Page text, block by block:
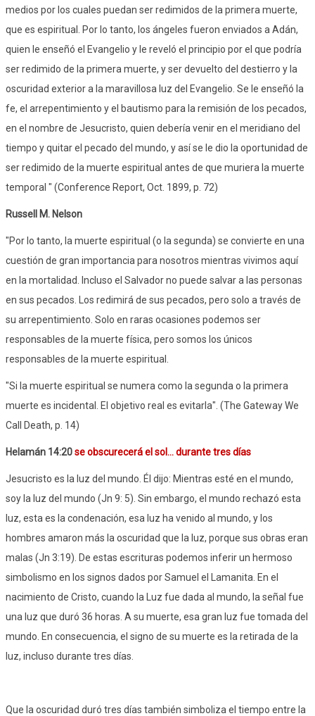
medios por los cuales puedan ser redimidos de la primera muerte,
que es espiritual. Por lo tanto, los ángeles fueron enviados a Adán,
quien le enseñó el Evangelio y le reveló el principio por el que podría
ser redimido de la primera muerte, y ser devuelto del destierro y la
oscuridad exterior a la maravillosa luz del Evangelio. Se le enseñó la
fe, el arrepentimiento y el bautismo para la remisión de los pecados,
en el nombre de Jesucristo, quien debería venir en el meridiano del
tiempo y quitar el pecado del mundo, y así se le dio la oportunidad de
ser redimido de la muerte espiritual antes de que muriera la muerte
temporal " (Conference Report, Oct. 1899, p. 72)
Russell M. Nelson
"Por lo tanto, la muerte espiritual (o la segunda) se convierte en una
cuestión de gran importancia para nosotros mientras vivimos aquí
en la mortalidad. Incluso el Salvador no puede salvar a las personas
en sus pecados. Los redimirá de sus pecados, pero solo a través de
su arrepentimiento. Solo en raras ocasiones podemos ser
responsables de la muerte física, pero somos los únicos
responsables de la muerte espiritual.
"Si la muerte espiritual se numera como la segunda o la primera
muerte es incidental. El objetivo real es evitarla". (The Gateway We
Call Death, p. 14)
Helamán 14:20se obscurecerá el sol... durante tres días
Jesucristo es la luz del mundo. Él dijo: Mientras esté en el mundo,
soy la luz del mundo (Jn 9: 5). Sin embargo, el mundo rechazó esta
luz, esta es la condenación, esa luz ha venido al mundo, y los
hombres amaron más la oscuridad que la luz, porque sus obras eran
malas (Jn 3:19). De estas escrituras podemos inferir un hermoso
simbolismo en los signos dados por Samuel el Lamanita. En el
nacimiento de Cristo, cuando la Luz fue dada al mundo, la señal fue
una luz que duró 36 horas. A su muerte, esa gran luz fue tomada del
mundo. En consecuencia, el signo de su muerte es la retirada de la
luz, incluso durante tres días.
Que la oscuridad duró tres días también simboliza el tiempo entre la